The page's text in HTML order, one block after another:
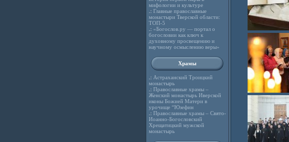
мифологии и культуре
.: Главные православные
монастыри Тверской области:
ТОП-5
.: «Богослов.ру — портал о
богословии как ключ к
духовному просвещению и
научному осмыслению веры»
Храмы
.: Астраханский Троицкий
монастырь
.: Православные храмы –
Женский монастырь Иверской
иконы Божией Матери в
урочище “Юзефин
.: Православные храмы – Свято-
Иоанно-Богословский
Хрещатицкий мужской
монастырь